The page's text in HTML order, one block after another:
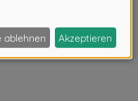
Hinweis:
dieses Bildformat
Siehe Menü-Leiste